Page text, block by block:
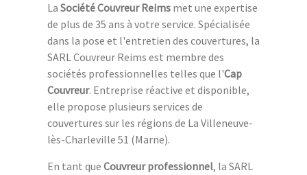
La Société Couvreur Reims met une expertise
de plus de 35 ans à votre service. Spécialisée
dans la pose et l'entretien des couvertures, la
SARL Couvreur Reims est membre des
sociétés professionnelles telles que l'Cap
Couvreur. Entreprise réactive et disponible,
elle propose plusieurs services de
couvertures sur les régions de La Villeneuve-
lès-Charleville 51 (Marne).
En tant que Couvreur professionnel, la SARL